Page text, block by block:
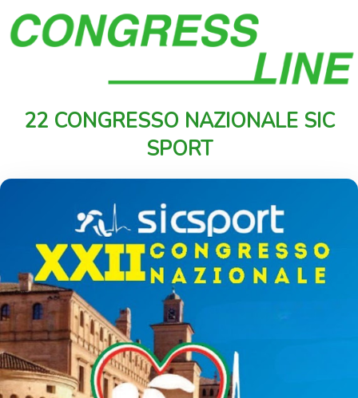
22 CONGRESSO NAZIONALE SIC
SPORT